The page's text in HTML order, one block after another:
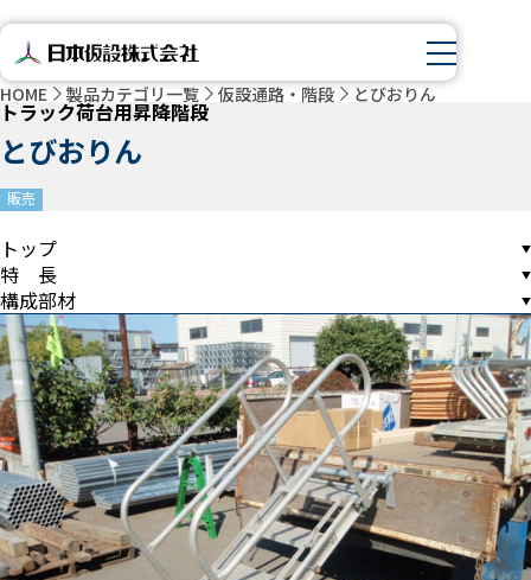
HOME 製品カテゴリ一覧 仮設通路・階段 とびおりん
トラック荷台用昇降階段
とびおりん
販売
トップ
特 長
構成部材